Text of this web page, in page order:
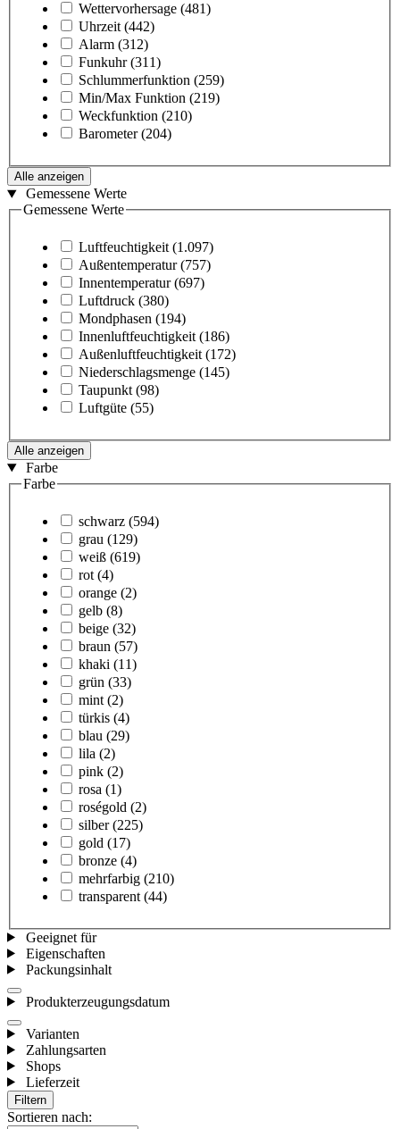
Wettervorhersage (481)
Uhrzeit (442)
Alarm (312)
Funkuhr (311)
Schlummerfunktion (259)
Min/Max Funktion (219)
Weckfunktion (210)
Barometer (204)
Alle anzeigen
Gemessene Werte
Gemessene Werte
Luftfeuchtigkeit (1.097)
Außentemperatur (757)
Innentemperatur (697)
Luftdruck (380)
Mondphasen (194)
Innenluftfeuchtigkeit (186)
Außenluftfeuchtigkeit (172)
Niederschlagsmenge (145)
Taupunkt (98)
Luftgüte (55)
Alle anzeigen
Farbe
Farbe
schwarz (594)
grau (129)
weiß (619)
rot (4)
orange (2)
gelb (8)
beige (32)
braun (57)
khaki (11)
grün (33)
mint (2)
türkis (4)
blau (29)
lila (2)
pink (2)
rosa (1)
roségold (2)
silber (225)
gold (17)
bronze (4)
mehrfarbig (210)
transparent (44)
Geeignet für
Eigenschaften
Packungsinhalt
Produkterzeugungsdatum
Varianten
Zahlungsarten
Shops
Lieferzeit
Filtern
Sortieren nach: